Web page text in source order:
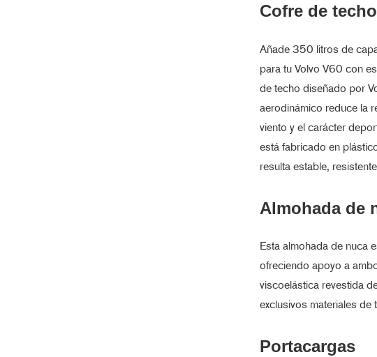
Cofre de techo
Añade 350 litros de
para tu Volvo V60 con
de techo diseñado por
aerodinámico reduce la
viento y el carácter
está fabricado en
resulta estable,
Almohada de
Esta almohada de nuca
ofreciendo apoyo a
viscoelástica revestida
exclusivos materiales
Portacargas